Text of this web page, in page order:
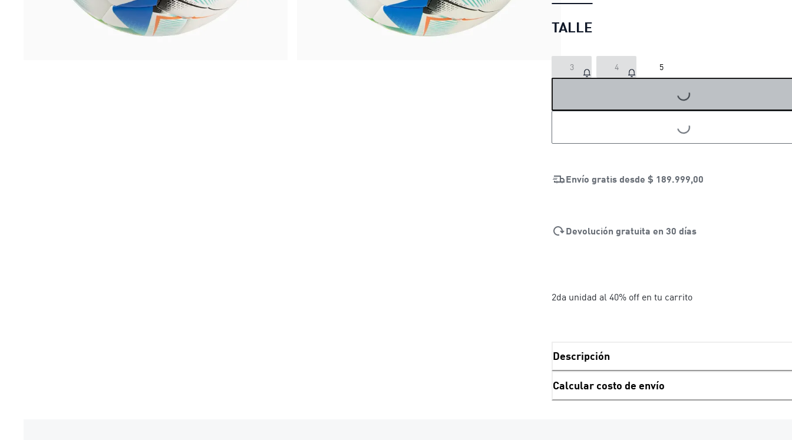
TALLE
3 4 5
LOADING...
LOADING...
Envío gratis desde $ 189.999,00
Devolución gratuita en 30 días
2da unidad al 40% off en tu carrito
Descripción
Calcular costo de envío